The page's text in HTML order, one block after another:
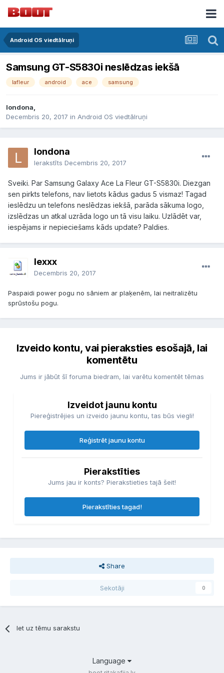
Android OS viedtālruņi
Samsung GT-S5830i neslēdzas iekšā
lafleur android ace samsung
londona,
Decembris 20, 2017 in Android OS viedtālruņi
londona
Ierakstīts Decembris 20, 2017
Sveiki. Par Samsung Galaxy Ace La Fleur GT-S5830i. Diezgan
sen pirkts telefons, nav lietots kādus gadus 5 vismaz! Tagad
ieslēdzu un telefons neslēdzas iekšā, parāda sākuma logo,
izslēdzas un atkal uzrāda logo un tā visu laiku. Uzlādēt var,
iespējams ir nepieciešams kāds update? Paldies.
lexxx
Decembris 20, 2017
Paspaidi power pogu no sāniem ar plaķenēm, lai neitralizētu
sprūstošu pogu.
Izveido kontu, vai pieraksties esošajā, lai
komentētu
Jums ir jābūt šī foruma biedram, lai varētu komentēt tēmas
Izveidot jaunu kontu
Piereģistrējies un izveido jaunu kontu, tas būs viegli!
Reģistrēt jaunu kontu
Pierakstīties
Jums jau ir konts? Pierakstieties tajā šeit!
Pierakstīties tagad!
Share
Sekotāji 0
Iet uz tēmu sarakstu
Language